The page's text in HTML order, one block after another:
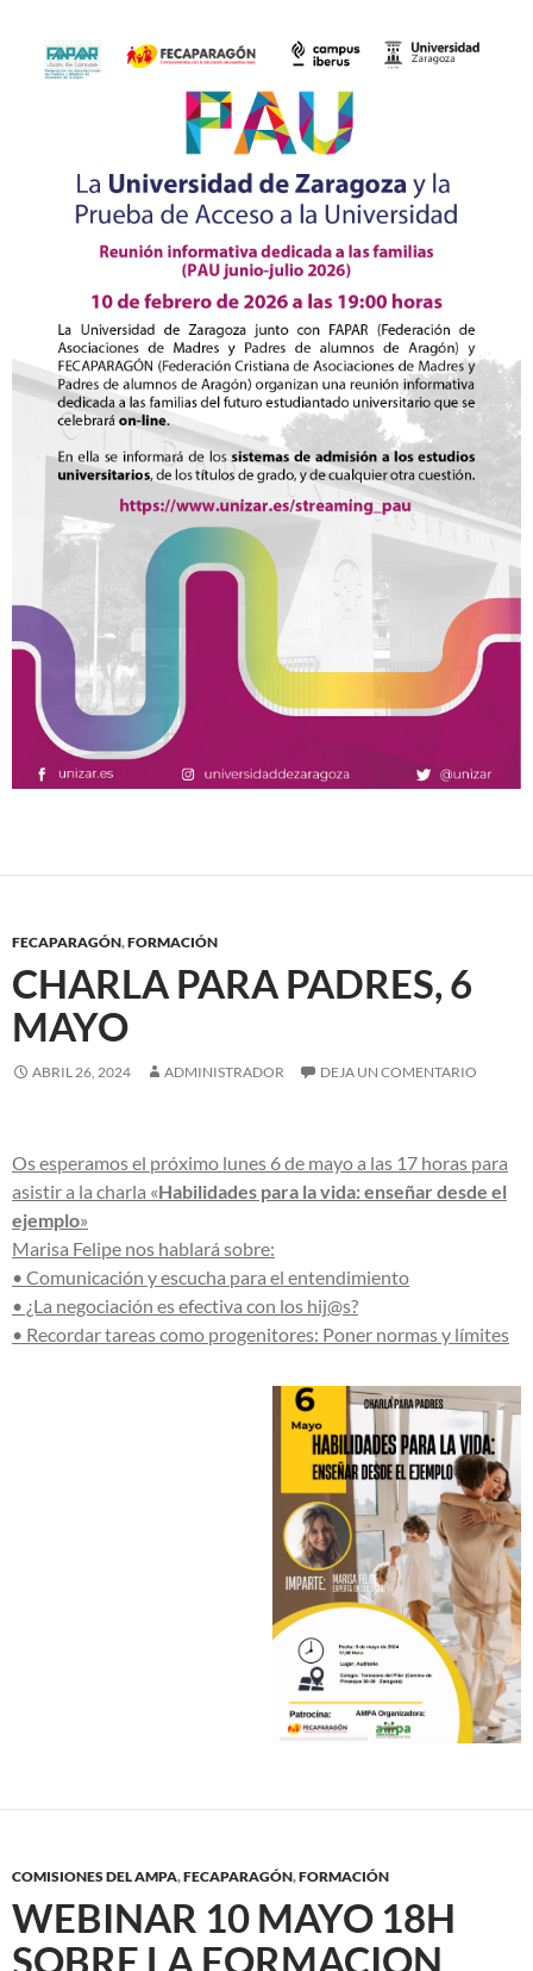
FECAPARAGÓN,FORMACIÓN
CHARLA PARA PADRES, 6
MAYO
ABRIL 26, 2024 ADMINISTRADOR DEJA UN COMENTARIO
Os esperamos el próximo lunes 6 de mayo a las 17 horas para
asistir a la charla «Habilidades para la vida: enseñar desde el
ejemplo»
Marisa Felipe nos hablará sobre:
• Comunicación y escucha para el entendimiento
• ¿La negociación es efectiva con los hij@s?
• Recordar tareas como progenitores: Poner normas y límites
COMISIONES DEL AMPA,FECAPARAGÓN,FORMACIÓN
WEBINAR 10 MAYO 18H
SOBRE LA FORMACION